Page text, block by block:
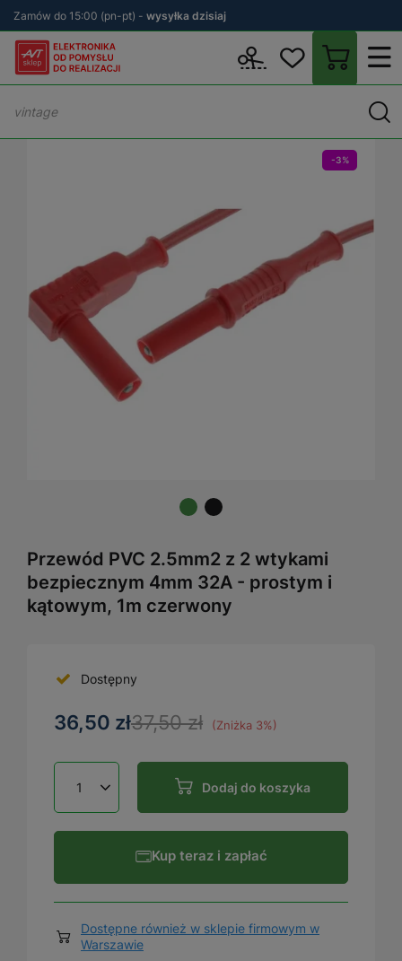
Zamów do 15:00 (pn-pt) - wysyłka dzisiaj
Akcesoria do
-3%
Przewód PVC 2.5mm2 z 2 wtykami
bezpiecznym 4mm 32A - prostym i
kątowym, 1m czerwony
Dostępny
37,50 zł (Zniżka 3%)
36,50 zł
Dodaj do koszyka
Kup teraz i zapłać
Dostępne również w sklepie firmowym w
Warszawie